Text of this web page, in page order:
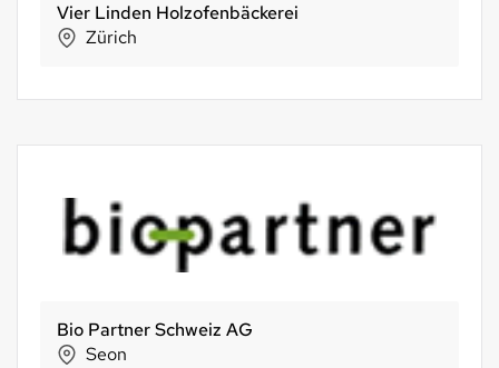
Vier Linden Holzofenbäckerei
Zürich
Bio Partner Schweiz AG
Seon